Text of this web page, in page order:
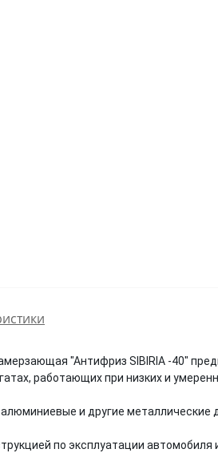
"Антифриз SIBIRIA -40"
работающих при низких и
и другие металлические
по эксплуатации автомобиля